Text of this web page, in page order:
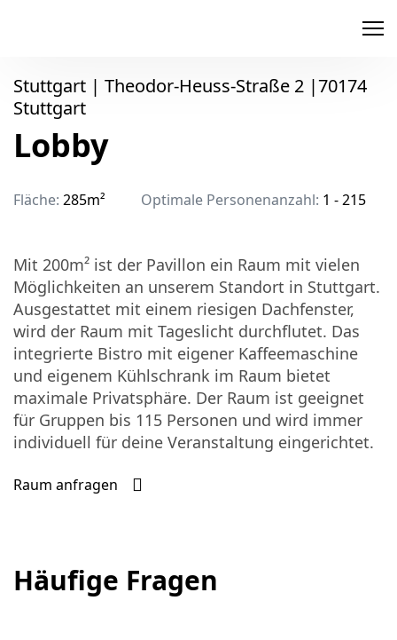
Stuttgart | Theodor-Heuss-Straße 2 |70174
Stuttgart
Lobby
Fläche: 285m² Optimale Personenanzahl: 1 - 215
Mit 200m² ist der Pavillon ein Raum mit vielen
Möglichkeiten an unserem Standort in Stuttgart.
Ausgestattet mit einem riesigen Dachfenster,
wird der Raum mit Tageslicht durchflutet. Das
integrierte Bistro mit eigener Kaffeemaschine
und eigenem Kühlschrank im Raum bietet
maximale Privatsphäre. Der Raum ist geeignet
für Gruppen bis 115 Personen und wird immer
individuell für deine Veranstaltung eingerichtet.
Raum anfragen
Häufige Fragen